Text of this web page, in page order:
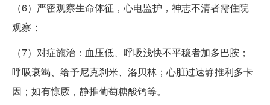
（6）严密观察生命体征，心电监护，神志不清者需住院
观察；
（7）对症施治：血压低、呼吸浅快不平稳者加多巴胺；
呼吸衰竭、给予尼克刹米、洛贝林；心脏过速静推利多卡
因；如有惊厥，静推葡萄糖酸钙等。